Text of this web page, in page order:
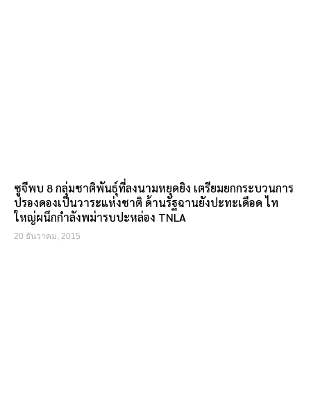
ซูจีพบ 8 กลุ่มชาติพันธุ์ที่ลงนามหยุดยิง เตรียมยกกระบวนการ
ปรองดองเป็นวาระแห่งชาติ ด้านรัฐฉานยังปะทะเดือด ไท
ใหญ่ผนึกกำลังพม่ารบปะหล่อง TNLA
20 ธันวาคม, 2015